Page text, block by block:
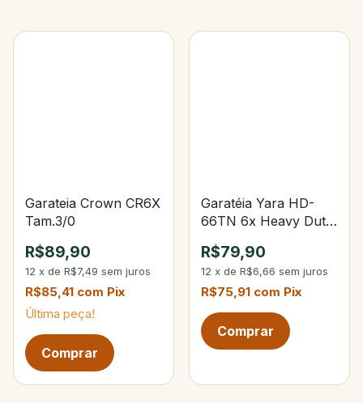
Garateia Crown CR6X
Tam.3/0
R$89,90
12 x de R$7,49 sem juros
R$85,41 com Pix
Última peça!
Garatéia Yara HD-
66TN 6x Heavy Duty
R$79,90
12 x de R$6,66 sem juros
R$75,91 com Pix